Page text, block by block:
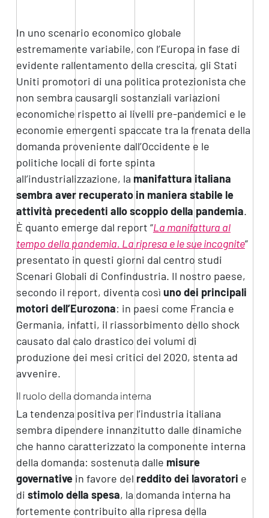
In uno scenario economico globale
estremamente variabile, con l’Europa in fase di
evidente rallentamento della crescita, gli Stati
Uniti promotori di una politica protezionista che
non sembra causargli sostanziali variazioni
economiche rispetto ai livelli pre-pandemici e le
economie emergenti spaccate tra la frenata della
domanda proveniente dall’Occidente e le
politiche locali di forte spinta
all’industrializzazione, la manifattura italiana
sembra aver recuperato in maniera stabile le
attività precedenti allo scoppio della pandemia.
È quanto emerge dal report “La manifattura al
tempo della pandemia. La ripresa e le sue incognite”
presentato in questi giorni dal centro studi
Scenari Globali di Confindustria. Il nostro paese,
secondo il report, diventa così uno dei principali
motori dell’Eurozona: in paesi come Francia e
Germania, infatti, il riassorbimento dello shock
causato dal calo drastico dei volumi di
produzione dei mesi critici del 2020, stenta ad
avvenire.
Il ruolo della domanda interna
La tendenza positiva per l’industria italiana
sembra dipendere innanzitutto dalle dinamiche
che hanno caratterizzato la componente interna
della domanda: sostenuta dalle misure
governativein favore del reddito dei lavoratori e
di stimolo della spesa, la domanda interna ha
fortemente contribuito alla ripresa della